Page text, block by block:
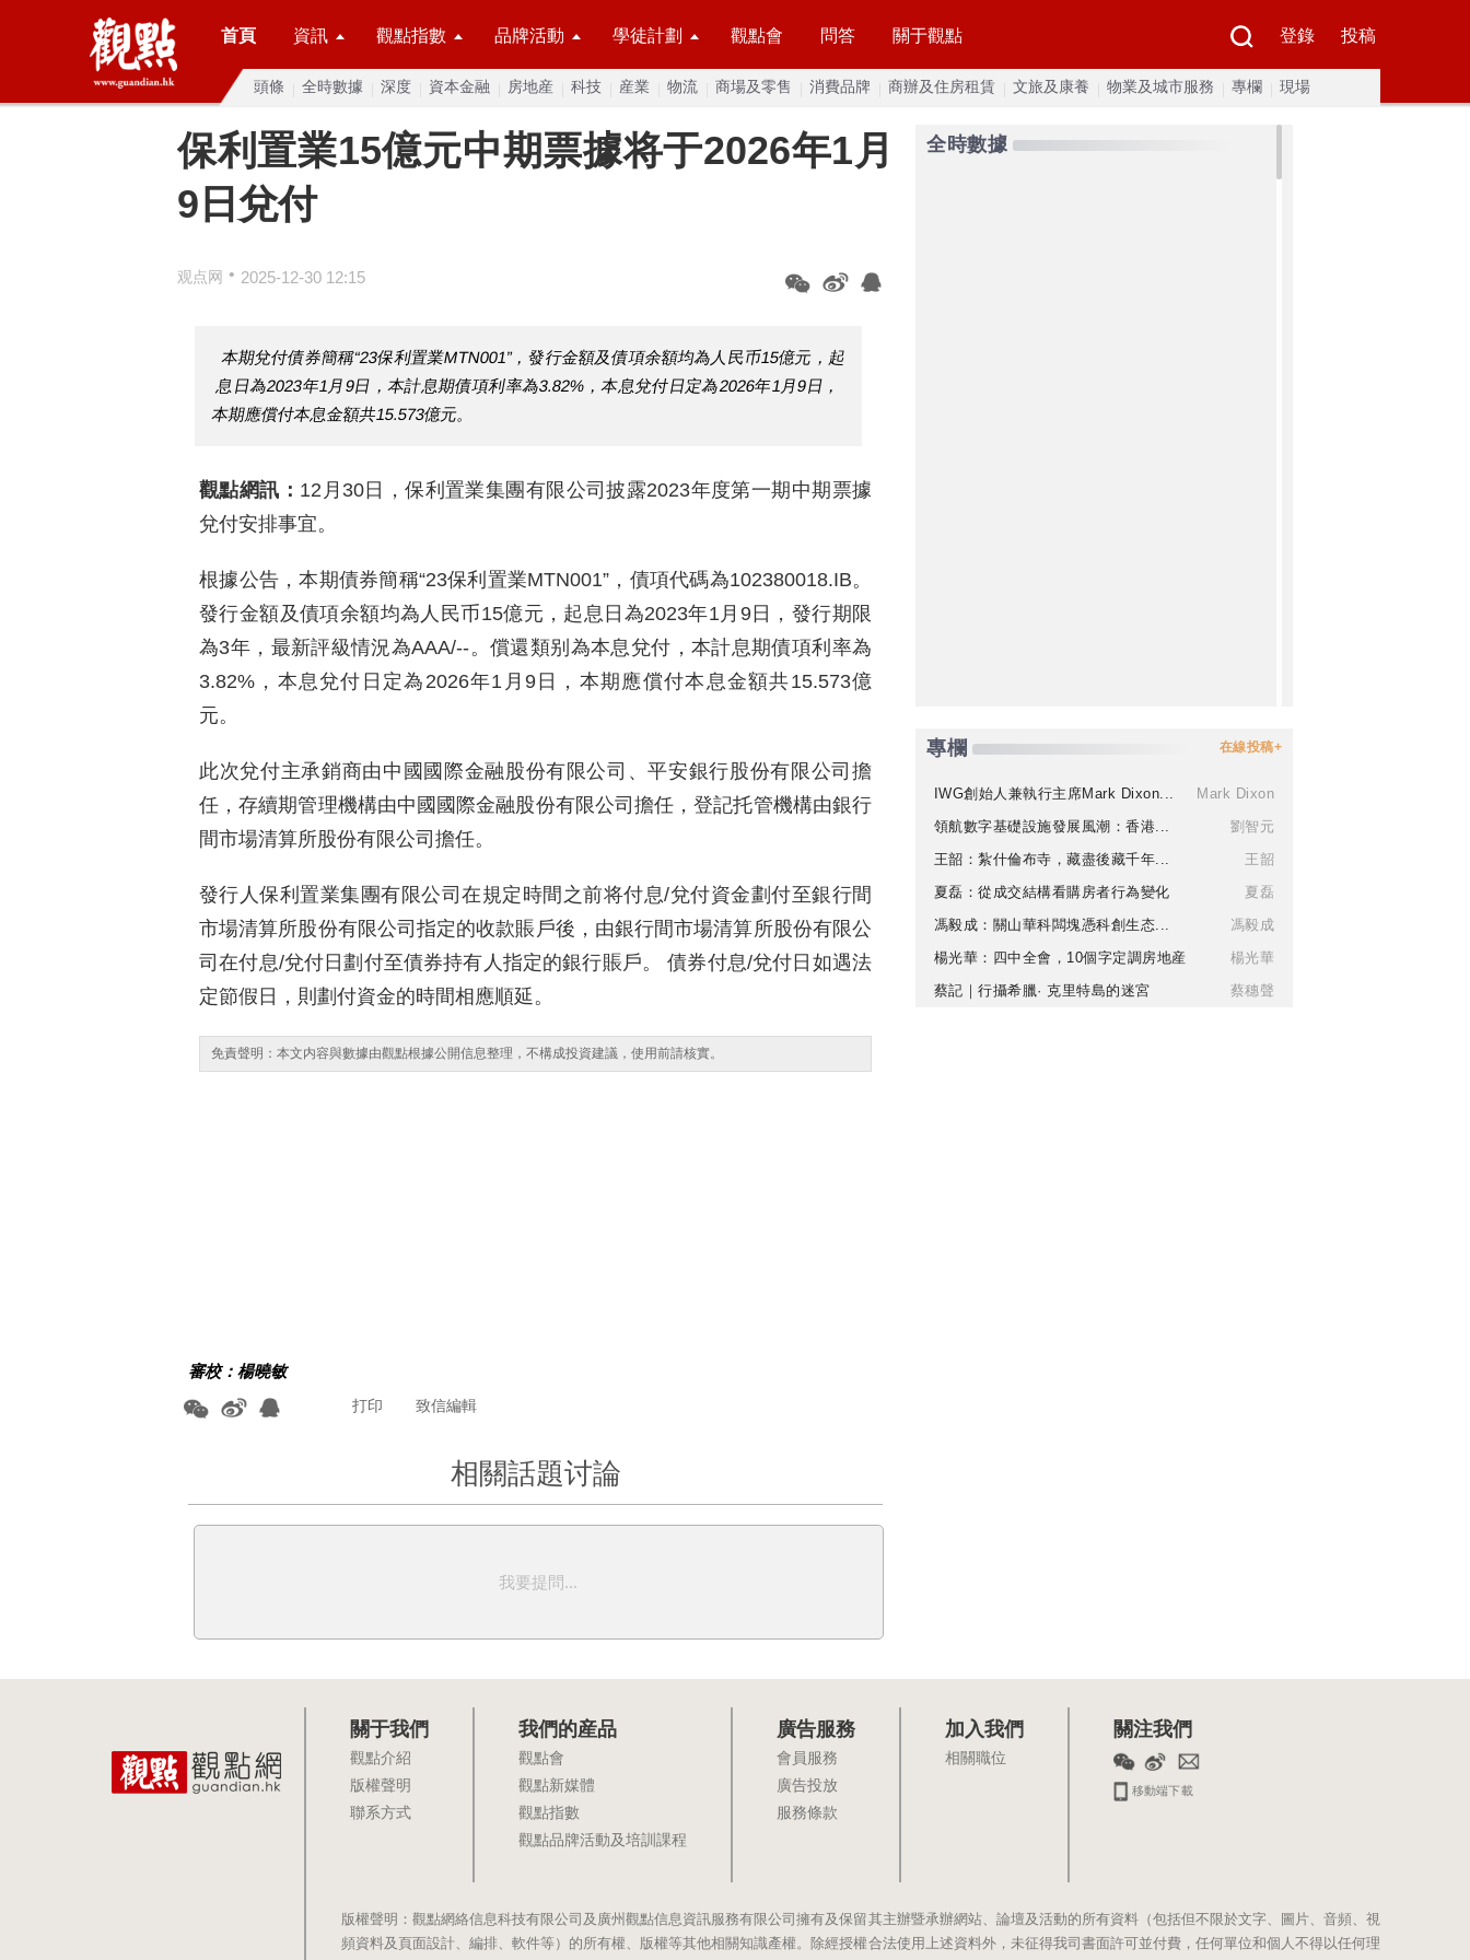
首頁 資訊 觀點指數 品牌活動 學徒計劃 觀點會 問答 關于觀點 登錄 投稿
頭條 全時數據 深度 資本金融 房地産 科技 産業 物流 商場及零售 消費品牌 商辦及住房租賃 文旅及康養 物業及城市服務 專欄 現場
保利置業15億元中期票據将于2026年1月
9日兌付
观点网 • 2025-12-30 12:15
本期兌付債券簡稱“23保利置業MTN001”，發行金額及債項余額均為人民币15億元，起
息日為2023年1月9日，本計息期債項利率為3.82%，本息兌付日定為2026年1月9日，
本期應償付本息金額共15.573億元。
觀點網訊： 12月30日，保利置業集團有限公司披露2023年度第一期中期票據
兌付安排事宜。
根據公告，本期債券簡稱“23保利置業MTN001”，債項代碼為102380018.IB。
發行金額及債項余額均為人民币15億元，起息日為2023年1月9日，發行期限
為3年，最新評級情況為AAA/--。償還類别為本息兌付，本計息期債項利率為
3.82%，本息兌付日定為2026年1月9日，本期應償付本息金額共15.573億
元。
此次兌付主承銷商由中國國際金融股份有限公司、平安銀行股份有限公司擔
任，存續期管理機構由中國國際金融股份有限公司擔任，登記托管機構由銀行
間市場清算所股份有限公司擔任。
發行人保利置業集團有限公司在規定時間之前将付息/兌付資金劃付至銀行間
市場清算所股份有限公司指定的收款賬戶後，由銀行間市場清算所股份有限公
司在付息/兌付日劃付至債券持有人指定的銀行賬戶。 債券付息/兌付日如遇法
定節假日，則劃付資金的時間相應順延。
免責聲明：本文内容與數據由觀點根據公開信息整理，不構成投資建議，使用前請核實。
審校：楊曉敏
致信編輯
打印
相關話題讨論
我要提問...
全時數據
專欄 在線投稿+
IWG創始人兼執行主席Mark Dixon...
Mark Dixon
領航數字基礎設施發展風潮：香港...
劉智元
王韶：紮什倫布寺，藏盡後藏千年...
王韶
夏磊：從成交結構看購房者行為變化
夏磊
馮毅成：關山華科闆塊憑科創生态...
馮毅成
楊光華：四中全會，10個字定調房地産
楊光華
蔡記｜行攝希臘· 克里特島的迷宮
蔡穗聲
關于我們
觀點介紹
版權聲明
聯系方式
我們的産品
觀點會
觀點新媒體
觀點指數
觀點品牌活動及培訓課程
廣告服務
會員服務
廣告投放
服務條款
加入我們
相關職位
關注我們
移動端下載
版權聲明：觀點網絡信息科技有限公司及廣州觀點信息資訊服務有限公司擁有及保留其主辦暨承辦網站、論壇及活動的所有資料（包括但不限於文字、圖片、音頻、視
頻資料及頁面設計、編排、軟件等）的所有權、版權等其他相關知識產權。除經授權合法使用上述資料外，未征得我司書面許可並付費，任何單位和個人不得以任何理